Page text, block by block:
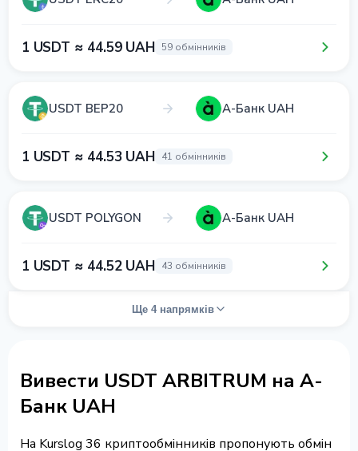
1 USDT ≈ 44.59 UAH 59 обмінників
USDT BEP20 А-Банк UAH
1 USDT ≈ 44.53 UAH 41 обмінників
USDT POLYGON А-Банк UAH
1 USDT ≈ 44.52 UAH 43 обмінників
Ще 4 напрямків
Вивести USDT ARBITRUM на А-
Банк UAH
На Kurslog 36 криптообмінників пропонують обмін